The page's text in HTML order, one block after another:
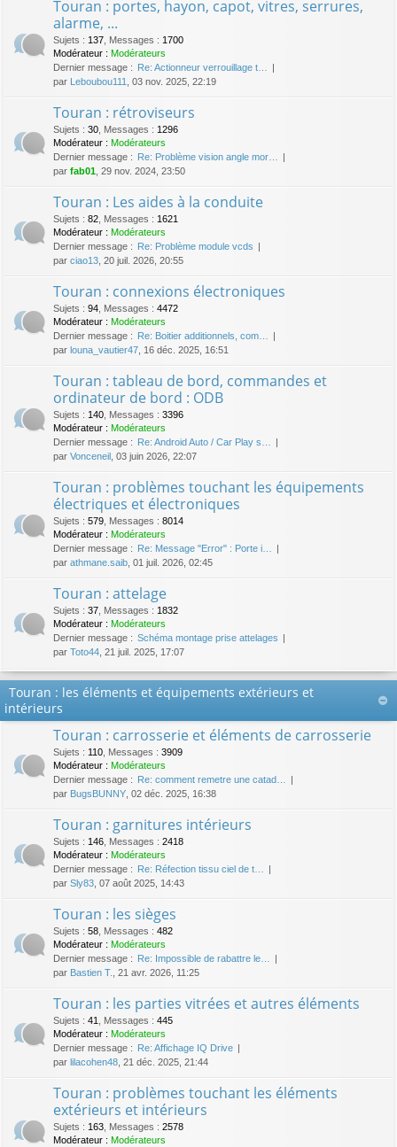
Touran : portes, hayon, capot, vitres, serrures,
alarme, ...
Sujets : 137 Messages : 1700
Modérateur : Modérateurs
Dernier message : Re: Actionneur verrouillage t…
par Leboubou111 , 03 nov. 2025, 22:19
Touran : rétroviseurs
Sujets : 30 Messages : 1296
Modérateur : Modérateurs
Dernier message : Re: Problème vision angle mor…
par fab01 , 29 nov. 2024, 23:50
Touran : Les aides à la conduite
Sujets : 82 Messages : 1621
Modérateur : Modérateurs
Dernier message : Re: Problème module vcds
par ciao13 , 20 juil. 2026, 20:55
Touran : connexions électroniques
Sujets : 94 Messages : 4472
Modérateur : Modérateurs
Dernier message : Re: Boitier additionnels, com…
par louna_vautier47 , 16 déc. 2025, 16:51
Touran : tableau de bord, commandes et
ordinateur de bord : ODB
Sujets : 140 Messages : 3396
Modérateur : Modérateurs
Dernier message : Re: Android Auto / Car Play s…
par Vonceneil , 03 juin 2026, 22:07
Touran : problèmes touchant les équipements
électriques et électroniques
Sujets : 579 Messages : 8014
Modérateur : Modérateurs
Dernier message : Re: Message "Error" : Porte i…
par athmane.saib , 01 juil. 2026, 02:45
Touran : attelage
Sujets : 37 Messages : 1832
Modérateur : Modérateurs
Dernier message : Schéma montage prise attelages
par Toto44 , 21 juil. 2025, 17:07
Touran : les éléments et équipements extérieurs et
intérieurs
Touran : carrosserie et éléments de carrosserie
Sujets : 110 Messages : 3909
Modérateur : Modérateurs
Dernier message : Re: comment remetre une catad…
par BugsBUNNY , 02 déc. 2025, 16:38
Touran : garnitures intérieurs
Sujets : 146 Messages : 2418
Modérateur : Modérateurs
Dernier message : Re: Réfection tissu ciel de t…
par Sly83 , 07 août 2025, 14:43
Touran : les sièges
Sujets : 58 Messages : 482
Modérateur : Modérateurs
Dernier message : Re: Impossible de rabattre le…
par Bastien T. , 21 avr. 2026, 11:25
Touran : les parties vitrées et autres éléments
Sujets : 41 Messages : 445
Modérateur : Modérateurs
Dernier message : Re: Affichage IQ Drive
par lilacohen48 , 21 déc. 2025, 21:44
Touran : problèmes touchant les éléments
extérieurs et intérieurs
Sujets : 163 Messages : 2578
Modérateur : Modérateurs